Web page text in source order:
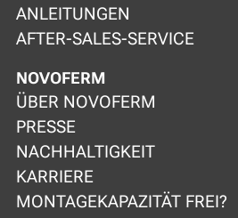
ANLEITUNGEN
AFTER-SALES-SERVICE
NOVOFERM
ÜBER NOVOFERM
PRESSE
NACHHALTIGKEIT
KARRIERE
MONTAGEKAPAZITÄT FREI?